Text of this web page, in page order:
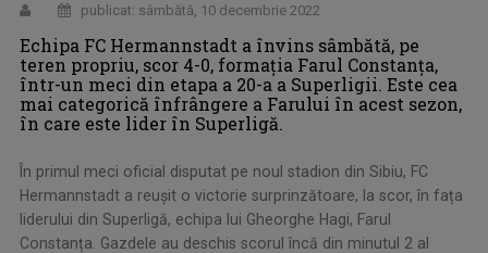
publicat: sâmbătă, 10 decembrie 2022
Echipa FC Hermannstadt a învins sâmbătă, pe
teren propriu, scor 4-0, formația Farul Constanța,
într-un meci din etapa a 20-a a Superligii. Este cea
mai categorică înfrângere a Farului în acest sezon,
în care este lider în Superligă.
În primul meci oficial disputat pe noul stadion din Sibiu, FC
Hermannstadt a reușit o victorie surprinzătoare, la scor, în fața
liderului din Superligă, echipa lui Gheorghe Hagi, Farul
Constanța. Gazdele au deschis scorul încă din minutul 2 al